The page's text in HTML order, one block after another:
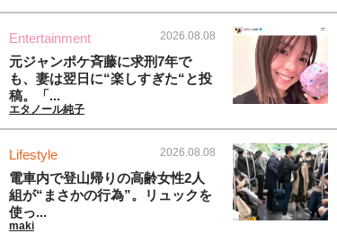
Entertainment 2026.08.08
元ジャンポケ斉藤に求刑7年で
も、妻は翌日に“楽しすぎた“と投
稿。「...
エタノール純子
Lifestyle 2026.08.08
電車内で登山帰りの高齢女性2人
組が“まさかの行為”。リュックを
使っ...
maki